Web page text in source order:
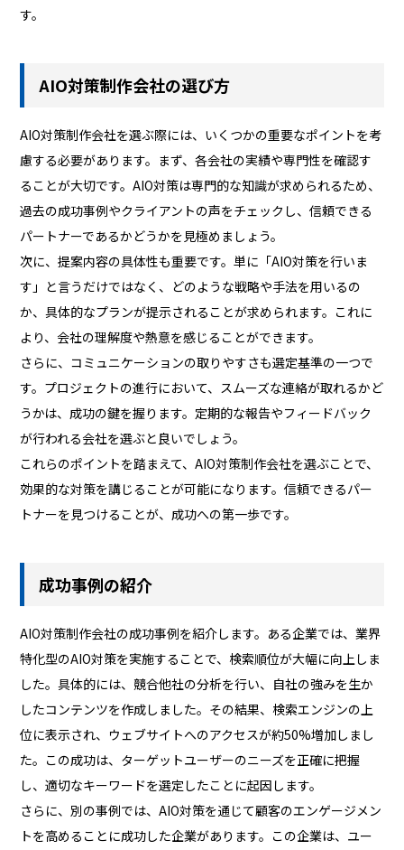
す。
AIO対策制作会社の選び方
AIO対策制作会社を選ぶ際には、いくつかの重要なポイントを考
慮する必要があります。まず、各会社の実績や専門性を確認す
ることが大切です。AIO対策は専門的な知識が求められるため、
過去の成功事例やクライアントの声をチェックし、信頼できる
パートナーであるかどうかを見極めましょう。
次に、提案内容の具体性も重要です。単に「AIO対策を行いま
す」と言うだけではなく、どのような戦略や手法を用いるの
か、具体的なプランが提示されることが求められます。これに
より、会社の理解度や熱意を感じることができます。
さらに、コミュニケーションの取りやすさも選定基準の一つで
す。プロジェクトの進行において、スムーズな連絡が取れるかど
うかは、成功の鍵を握ります。定期的な報告やフィードバック
が行われる会社を選ぶと良いでしょう。
これらのポイントを踏まえて、AIO対策制作会社を選ぶことで、
効果的な対策を講じることが可能になります。信頼できるパー
トナーを見つけることが、成功への第一歩です。
成功事例の紹介
AIO対策制作会社の成功事例を紹介します。ある企業では、業界
特化型のAIO対策を実施することで、検索順位が大幅に向上しま
した。具体的には、競合他社の分析を行い、自社の強みを生か
したコンテンツを作成しました。その結果、検索エンジンの上
位に表示され、ウェブサイトへのアクセスが約50%増加しまし
た。この成功は、ターゲットユーザーのニーズを正確に把握
し、適切なキーワードを選定したことに起因します。
さらに、別の事例では、AIO対策を通じて顧客のエンゲージメン
トを高めることに成功した企業があります。この企業は、ユー